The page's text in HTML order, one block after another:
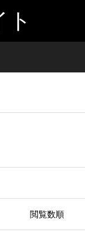
閲覧数順